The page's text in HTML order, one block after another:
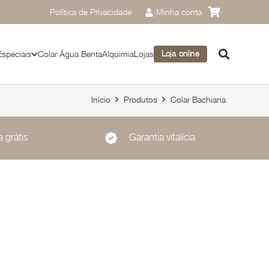
Política de Privacidade Minha conta
Colar Água BentaAlquimiaLojas Loja online
Início Produtos Colar Bachiana
grátis Garantia vitalícia